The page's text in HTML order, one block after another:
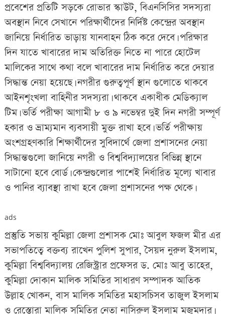
প্রবেশের প্রতিটি সড়কে রোভার স্কাউট, বিএনসিসির সদস্যরা
অবস্থান নিবে সেখানে পরিক্ষার্থীদের নির্দিষ্ট কেন্দ্রের অবস্থান
জানিয়ে নির্ধারিত ভাড়ায় যানবাহন ঠিক করে দেবে। পরিক্ষার
দিন যাতে খাবারের দাম অতিরিক্ত নিতে না পারে হোটেল
মালিকের সাথে কথা বলে খাবারের দাম নির্ধারিত করে দেয়ার
সিদ্ধান্ত নেয়া হয়েছে। নগরীর গুরুত্বপূর্ণ স্থান গুলোতে থাকবে
আইনশৃংখলা বাহিনীর সদস্যরা। থাকবে একাধীক মেডিক্যাল
টিম। ভর্তি পরীক্ষা আগামী ৮ ও ৯ নভেম্বর দুই দিন নগরী সম্পূর্ণ
হকার ও ভ্রাম্যমান ব্যবসায়ী মুক্ত রাখা হবে। ভর্তি পরীক্ষায়
অংশগ্রহণকারি শিক্ষার্থীদের সুবিদার্থে জেলা প্রশাসনের নেয়া
সিদ্ধান্তগুলো জানিয়ে নগরী ও বিশ্ববিদ্যালয়ের বিভিন্ন স্থানে
সাটানো হবে বোর্ড। কেন্দ্রগুলোর পাশেই নির্ধারিত মূল্যে খাবার
ও পানির ব্যাবস্থা রাখা হবে জেলা প্রশাসনের পক্ষ থেকে।
ads
প্রস্তুতি সভায় কুমিল্লা জেলা প্রশাসক মোঃ আবুল ফজল মীর এর
সভাপতিত্বে বক্তব্য রাখেন পুলিশ সুপার, সৈয়দ নুরুল ইসলাম,
কুমিল্লা বিশ্ববিদ্যালয় রেজিস্ট্রার প্রফেসর ড. মোঃ আবু তাহের,
কুমিল্লা দোকান মালিক সমিতির সাধারণ সম্পাদক আতিক
উল্লাহ খোকন, বাস মালিক সমিতির মহাসচিসব তাজুল ইসলাম
ও রেস্তোরা মালিক সমিতির নেতা নাসিরুল ইসলাম মজুমদার।